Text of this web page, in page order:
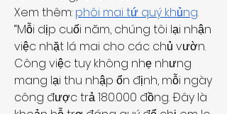
Xem thêm: phôi mai tứ quý khủng.
“Mỗi dịp cuối năm, chúng tôi lại nhận
việc nhặt lá mai cho các chủ vườn.
Công việc tuy không nhẹ nhưng
mang lại thu nhập ổn định, mỗi ngày
công được trả 180.000 đồng. Đây là